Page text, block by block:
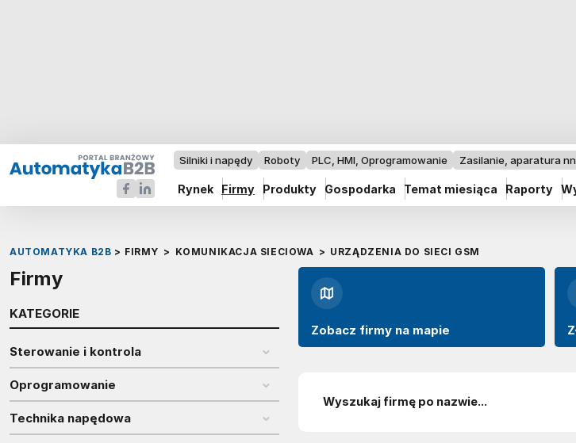
Silniki i napędy Roboty PLC, HMI, Oprogramowanie Zasilanie, aparatura nn
Rynek Firmy Produkty Gospodarka Temat miesiąca Raporty
AUTOMATYKA B2B > FIRMY > KOMUNIKACJA SIECIOWA > URZĄDZENIA DO SIECI GSM
Firmy
KATEGORIE
Sterowanie i kontrola
Oprogramowanie
Technika napędowa
Zobacz firmy na mapie